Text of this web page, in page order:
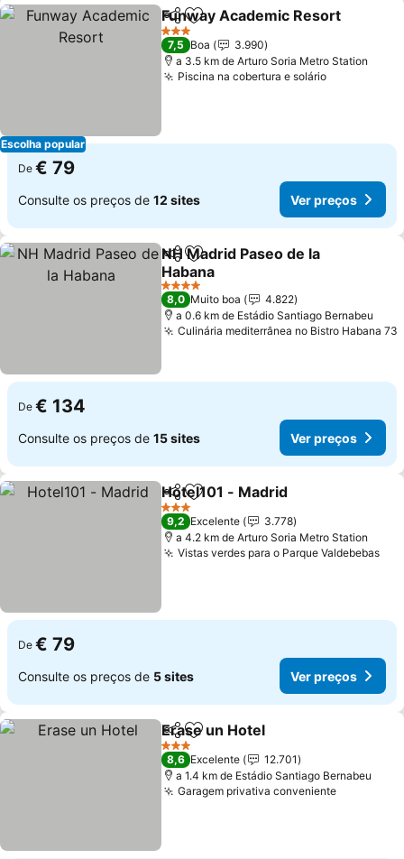
Escolha popular
PartilharAdicionar aos favoritos
Funway Academic Resort
3 Estrelas
7,5 Boa
3.990
a 3.5 km de Arturo Soria Metro Station
Piscina na cobertura e solárioVer preços
De € 79
Consulte os preços de 12 sites Ver preços
PartilharAdicionar aos favoritos
NH Madrid Paseo de la
Habana
Ver preços
4 Estrelas
8,0 Muito boa
4.822
a 0.6 km de Estádio Santiago Bernabeu
Culinária mediterrânea no Bistro Habana 73
De € 134
Consulte os preços de 15 sites Ver preços
PartilharAdicionar aos favoritos
Hotel101 - Madrid
3 Estrelas
9,2 Excelente
3.778
a 4.2 km de Arturo Soria Metro Station
Vistas verdes para o Parque Valdebebas
De € 79
Consulte os preços de 5 sites Ver preços
PartilharAdicionar aos favoritos
Erase un Hotel
3 Estrelas
8,6 Excelente
12.701
a 1.4 km de Estádio Santiago Bernabeu
Garagem privativa convenienteVer